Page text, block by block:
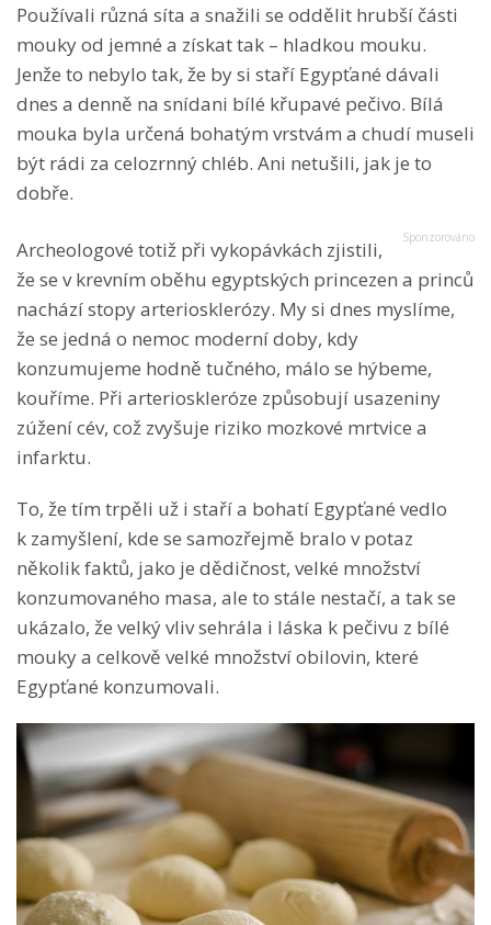
Používali různá síta a snažili se oddělit hrubší části
mouky od jemné a získat tak – hladkou mouku.
Jenže to nebylo tak, že by si staří Egypťané dávali
dnes a denně na snídani bílé křupavé pečivo. Bílá
mouka byla určená bohatým vrstvám a chudí museli
být rádi za celozrnný chléb. Ani netušili, jak je to
dobře.
Archeologové totiž při vykopávkách zjistili,
že se v krevním oběhu egyptských princezen a princů
nachází stopy arteriosklerózy. My si dnes myslíme,
že se jedná o nemoc moderní doby, kdy
konzumujeme hodně tučného, málo se hýbeme,
kouříme. Při arterioskleróze způsobují usazeniny
zúžení cév, což zvyšuje riziko mozkové mrtvice a
infarktu.
To, že tím trpěli už i staří a bohatí Egypťané vedlo
k zamyšlení, kde se samozřejmě bralo v potaz
několik faktů, jako je dědičnost, velké množství
konzumovaného masa, ale to stále nestačí, a tak se
ukázalo, že velký vliv sehrála i láska k pečivu z bílé
mouky a celkově velké množství obilovin, které
Egypťané konzumovali.